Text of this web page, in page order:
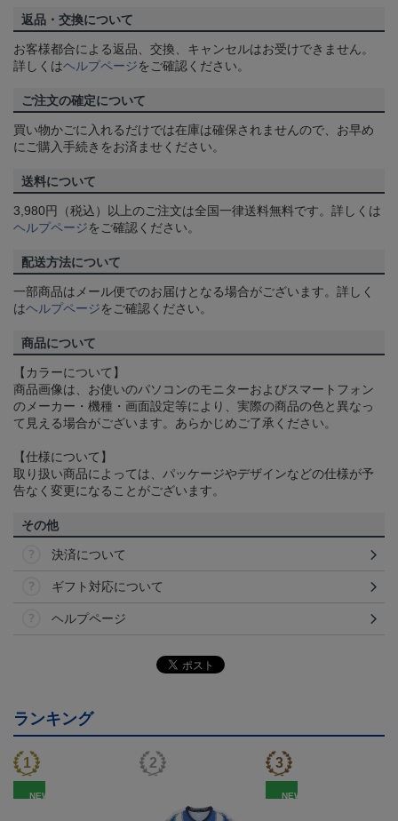
返品・交換について
お客様都合による返品、交換、キャンセルはお受けできません。
詳しくはヘルプページをご確認ください。
ご注文の確定について
買い物かごに入れるだけでは在庫は確保されませんので、お早め
にご購入手続きをお済ませください。
送料について
3,980円（税込）以上のご注文は全国一律送料無料です。詳しくは
ヘルプページをご確認ください。
配送方法について
一部商品はメール便でのお届けとなる場合がございます。詳しく
はヘルプページをご確認ください。
商品について
【カラーについて】
商品画像は、お使いのパソコンのモニターおよびスマートフォン
のメーカー・機種・画面設定等により、実際の商品の色と異なっ
て見える場合がございます。あらかじめご了承ください。
【仕様について】
取り扱い商品によっては、パッケージやデザインなどの仕様が予
告なく変更になることがございます。
その他
決済について
ギフト対応について
ヘルプページ
ランキング
NEW NEW